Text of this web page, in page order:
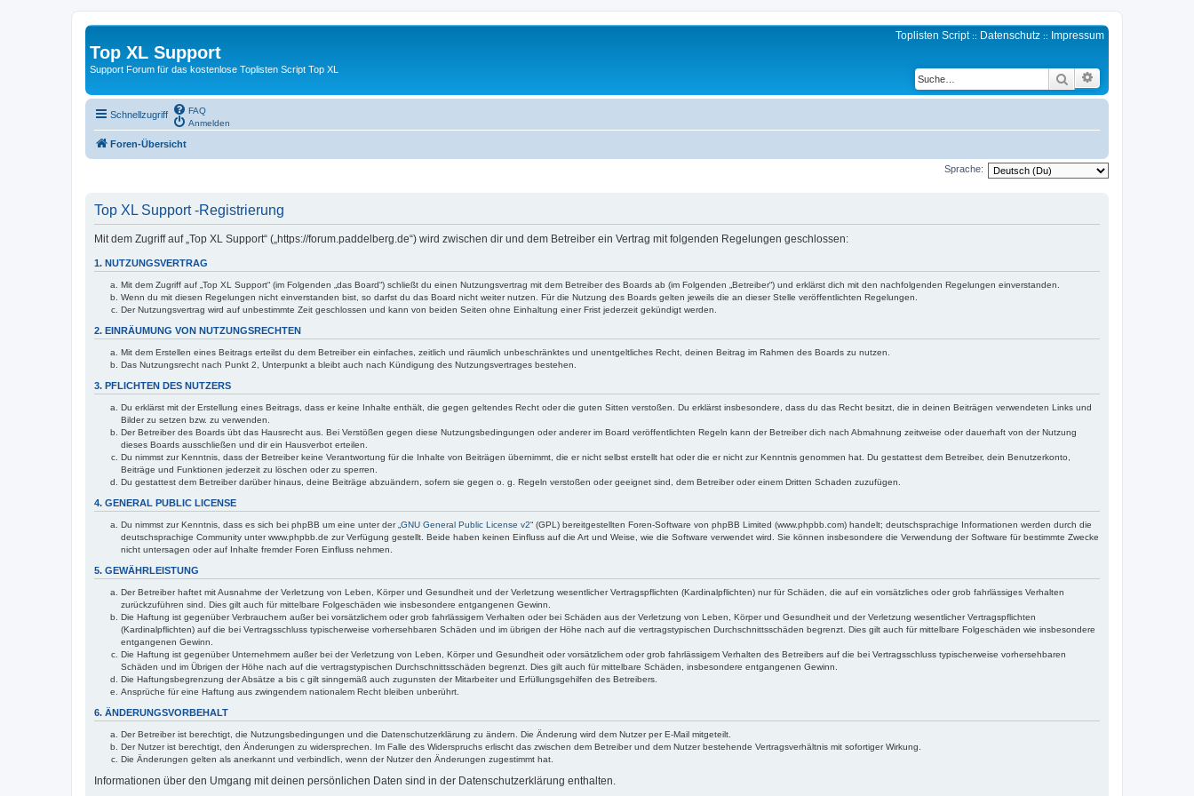
Top XL Support
Support Forum für das kostenlose Toplisten Script Top XL
Toplisten Script:: Datenschutz :: Impressum
Suche
Schnellzugriff
FAQ
Anmelden
Foren-Übersicht
Sprache:
Top XL Support -Registrierung
Mit dem Zugriff auf „Top XL Support“ („https://forum.paddelberg.de“) wird zwischen dir und dem Betreiber ein Vertrag mit folgenden Regelungen geschlossen:
1. NUTZUNGSVERTRAG
Mit dem Zugriff auf „Top XL Support“ (im Folgenden „das Board“) schließt du einen Nutzungsvertrag mit dem Betreiber des Boards ab (im Folgenden „Betreiber“) und erklärst dich mit den nachfolgenden Regelungen einverstanden.
Wenn du mit diesen Regelungen nicht einverstanden bist, so darfst du das Board nicht weiter nutzen. Für die Nutzung des Boards gelten jeweils die an dieser Stelle veröffentlichten Regelungen.
Der Nutzungsvertrag wird auf unbestimmte Zeit geschlossen und kann von beiden Seiten ohne Einhaltung einer Frist jederzeit gekündigt werden.
2. EINRÄUMUNG VON NUTZUNGSRECHTEN
Mit dem Erstellen eines Beitrags erteilst du dem Betreiber ein einfaches, zeitlich und räumlich unbeschränktes und unentgeltliches Recht, deinen Beitrag im Rahmen des Boards zu nutzen.
Das Nutzungsrecht nach Punkt 2, Unterpunkt a bleibt auch nach Kündigung des Nutzungsvertrages bestehen.
3. PFLICHTEN DES NUTZERS
Du erklärst mit der Erstellung eines Beitrags, dass er keine Inhalte enthält, die gegen geltendes Recht oder die guten Sitten verstoßen. Du erklärst insbesondere, dass du das Recht besitzt, die in deinen Beiträgen verwendeten Links und
Bilder zu setzen bzw. zu verwenden.
Der Betreiber des Boards übt das Hausrecht aus. Bei Verstößen gegen diese Nutzungsbedingungen oder anderer im Board veröffentlichten Regeln kann der Betreiber dich nach Abmahnung zeitweise oder dauerhaft von der Nutzung
dieses Boards ausschließen und dir ein Hausverbot erteilen.
Du nimmst zur Kenntnis, dass der Betreiber keine Verantwortung für die Inhalte von Beiträgen übernimmt, die er nicht selbst erstellt hat oder die er nicht zur Kenntnis genommen hat. Du gestattest dem Betreiber, dein Benutzerkonto,
Beiträge und Funktionen jederzeit zu löschen oder zu sperren.
Du gestattest dem Betreiber darüber hinaus, deine Beiträge abzuändern, sofern sie gegen o. g. Regeln verstoßen oder geeignet sind, dem Betreiber oder einem Dritten Schaden zuzufügen.
4. GENERAL PUBLIC LICENSE
Du nimmst zur Kenntnis, dass es sich bei phpBB um eine unter der „ GNU General Public License v2“ (GPL) bereitgestellten Foren-Software von phpBB Limited (www.phpbb.com) handelt; deutschsprachige Informationen werden durch die
deutschsprachige Community unter www.phpbb.de zur Verfügung gestellt. Beide haben keinen Einfluss auf die Art und Weise, wie die Software verwendet wird. Sie können insbesondere die Verwendung der Software für bestimmte Zwecke
nicht untersagen oder auf Inhalte fremder Foren Einfluss nehmen.
5. GEWÄHRLEISTUNG
Der Betreiber haftet mit Ausnahme der Verletzung von Leben, Körper und Gesundheit und der Verletzung wesentlicher Vertragspflichten (Kardinalpflichten) nur für Schäden, die auf ein vorsätzliches oder grob fahrlässiges Verhalten
zurückzuführen sind. Dies gilt auch für mittelbare Folgeschäden wie insbesondere entgangenen Gewinn.
Die Haftung ist gegenüber Verbrauchern außer bei vorsätzlichem oder grob fahrlässigem Verhalten oder bei Schäden aus der Verletzung von Leben, Körper und Gesundheit und der Verletzung wesentlicher Vertragspflichten
(Kardinalpflichten) auf die bei Vertragsschluss typischerweise vorhersehbaren Schäden und im übrigen der Höhe nach auf die vertragstypischen Durchschnittsschäden begrenzt. Dies gilt auch für mittelbare Folgeschäden wie insbesondere
entgangenen Gewinn.
Die Haftung ist gegenüber Unternehmern außer bei der Verletzung von Leben, Körper und Gesundheit oder vorsätzlichem oder grob fahrlässigem Verhalten des Betreibers auf die bei Vertragsschluss typischerweise vorhersehbaren
Schäden und im Übrigen der Höhe nach auf die vertragstypischen Durchschnittsschäden begrenzt. Dies gilt auch für mittelbare Schäden, insbesondere entgangenen Gewinn.
Die Haftungsbegrenzung der Absätze a bis c gilt sinngemäß auch zugunsten der Mitarbeiter und Erfüllungsgehilfen des Betreibers.
Ansprüche für eine Haftung aus zwingendem nationalem Recht bleiben unberührt.
6. ÄNDERUNGSVORBEHALT
Der Betreiber ist berechtigt, die Nutzungsbedingungen und die Datenschutzerklärung zu ändern. Die Änderung wird dem Nutzer per E-Mail mitgeteilt.
Der Nutzer ist berechtigt, den Änderungen zu widersprechen. Im Falle des Widerspruchs erlischt das zwischen dem Betreiber und dem Nutzer bestehende Vertragsverhältnis mit sofortiger Wirkung.
Die Änderungen gelten als anerkannt und verbindlich, wenn der Nutzer den Änderungen zugestimmt hat.
Informationen über den Umgang mit deinen persönlichen Daten sind in der Datenschutzerklärung enthalten.